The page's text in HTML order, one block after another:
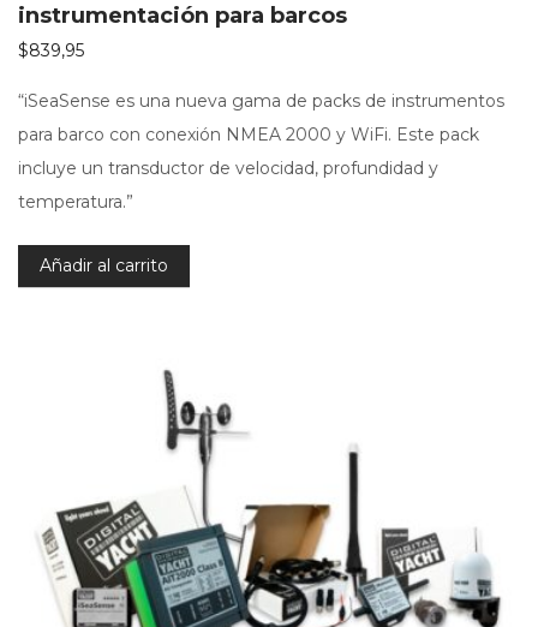
instrumentación para barcos
$839,95
“iSeaSense es una nueva gama de packs de instrumentos
para barco con conexión NMEA 2000 y WiFi. Este pack
incluye un transductor de velocidad, profundidad y
temperatura.”
Añadir al carrito